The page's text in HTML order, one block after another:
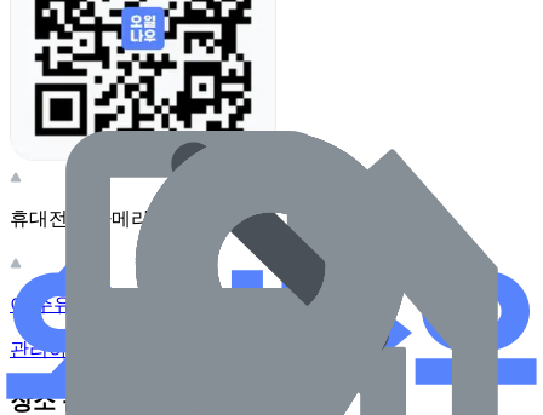
휴대전화 카메라로 찍어보세요
이 주유소의 사장님이신가요?
관리하기
장소 근처 주유소